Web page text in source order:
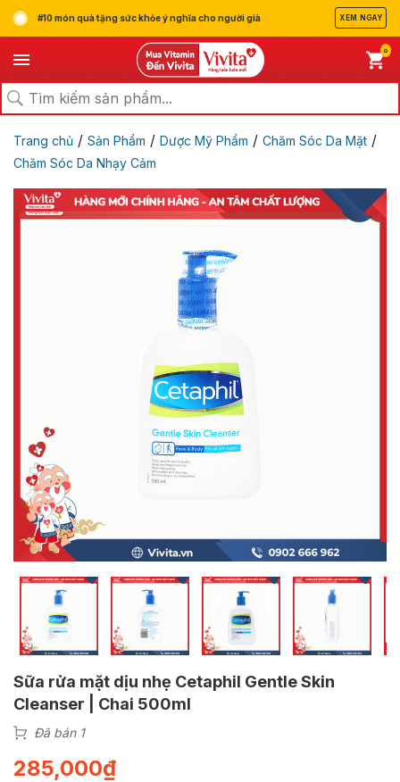
#10 món quà tặng sức khỏe ý nghĩa cho người già XEM NGAY
0
Trang chủ / Sản Phẩm / Dược Mỹ Phẩm / Chăm Sóc Da Mặt /
Chăm Sóc Da Nhạy Cảm
Sữa rửa mặt dịu nhẹ Cetaphil Gentle Skin
Cleanser | Chai 500ml
Đã bán 1
285,000₫